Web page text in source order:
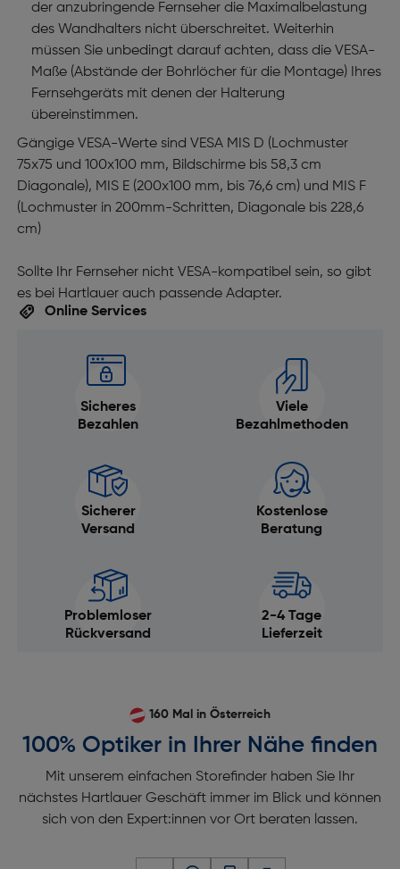
der anzubringende Fernseher die Maximalbelastung
des Wandhalters nicht überschreitet. Weiterhin
müssen Sie unbedingt darauf achten, dass die VESA-
Maße (Abstände der Bohrlöcher für die Montage) Ihres
Fernsehgeräts mit denen der Halterung
übereinstimmen.
Gängige VESA-Werte sind VESA MIS D (Lochmuster
75x75 und 100x100 mm, Bildschirme bis 58,3 cm
Diagonale), MIS E (200x100 mm, bis 76,6 cm) und MIS F
(Lochmuster in 200mm-Schritten, Diagonale bis 228,6
cm)
Sollte Ihr Fernseher nicht VESA-kompatibel sein, so gibt
es bei Hartlauer auch passende Adapter.
Online Services
Sicheres
Bezahlen
Viele
Bezahlmethoden
Sicherer
Versand
Kostenlose
Beratung
Problemloser
Rückversand
2-4 Tage
Lieferzeit
160 Mal in Österreich
100% Optiker in Ihrer Nähe finden
Mit unserem einfachen Storefinder haben Sie Ihr
nächstes Hartlauer Geschäft immer im Blick und können
sich von den Expert:innen vor Ort beraten lassen.